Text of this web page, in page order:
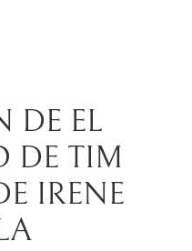
DE EL
DE TIM
IRENE